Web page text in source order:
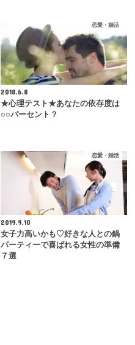
恋愛・婚活
2018.6.8
★心理テスト★あなたの依存度は
○○パーセント？
恋愛・婚活
2019.9.10
女子力高いかも♡好きな人との鍋
パーティーで喜ばれる女性の準備
７選